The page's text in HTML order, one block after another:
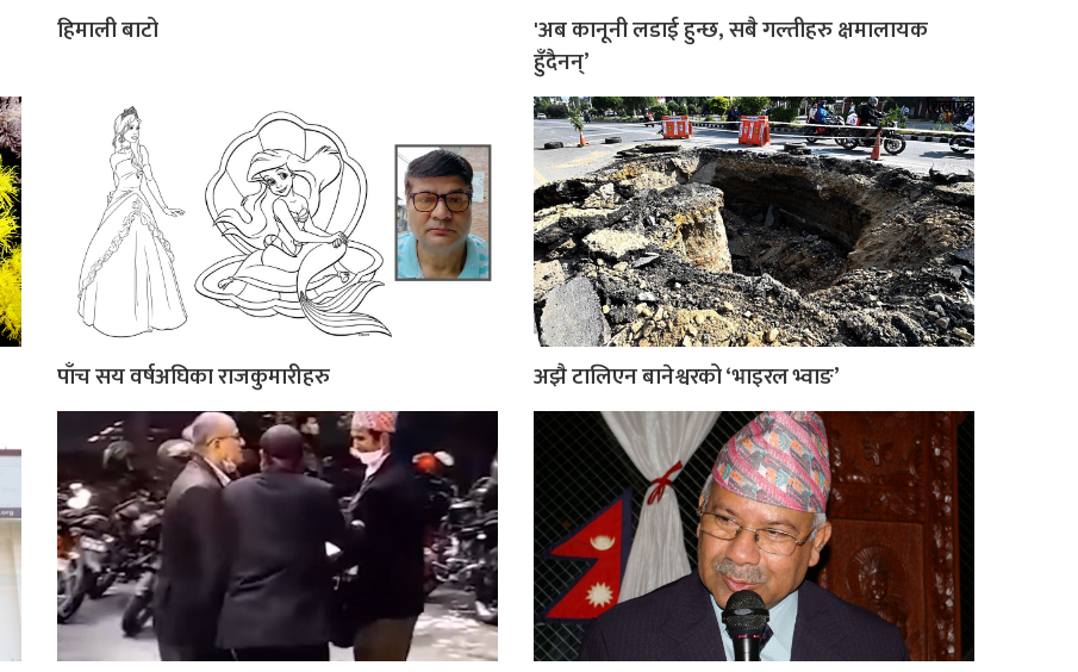
हिमाली बाटो
'अब कानूनी लडाई हुन्छ, सबै गल्तीहरु क्षमालायक
हुँदैनन्’
पाँच सय वर्षअघिका राजकुमारीहरु अझै टालिएन बानेश्वरको ‘भाइरल भ्वाङ’